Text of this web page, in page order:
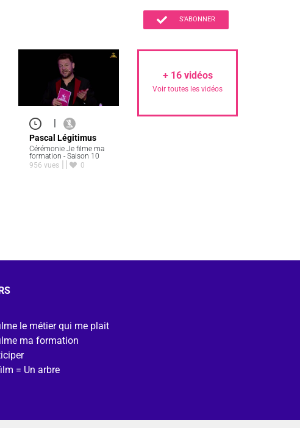
S'ABONNER
Pascal Légitimus
Cérémonie Je filme ma
formation - Saison 10
956 vues
0
+ 16vidéos
Voir toutes les vidéos
le métier qui me plait
ma formation
= Un arbre